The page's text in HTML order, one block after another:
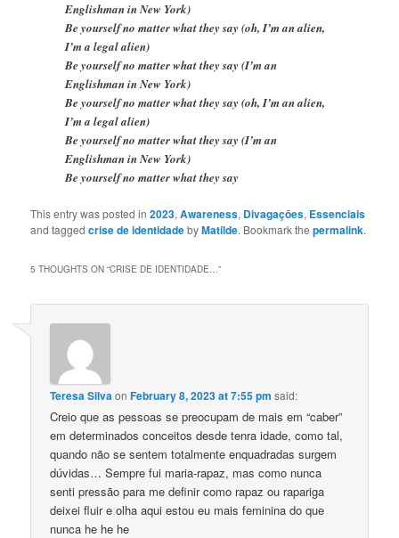
Englishman in New York)
Be yourself no matter what they say (oh, I’m an alien,
I’m a legal alien)
Be yourself no matter what they say (I’m an
Englishman in New York)
Be yourself no matter what they say (oh, I’m an alien,
I’m a legal alien)
Be yourself no matter what they say (I’m an
Englishman in New York)
Be yourself no matter what they say
This entry was posted in2023,Awareness, Divagaçōes, Essenciais
and taggedcrise de identidadebyMatilde. Bookmark thepermalink.
5 THOUGHTS ON “CRISE DE IDENTIDADE…”
Teresa SilvaonFebruary 8, 2023 at 7:55 pm said:
Creio que as pessoas se preocupam de mais em “caber”
em determinados conceitos desde tenra idade, como tal,
quando não se sentem totalmente enquadradas surgem
dúvidas… Sempre fui maria-rapaz, mas como nunca
senti pressão para me definir como rapaz ou rapariga
deixei fluir e olha aqui estou eu mais feminina do que
nunca he he he